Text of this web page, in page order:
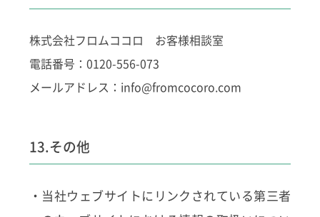
株式会社フロムココロ お客様相談室
電話番号：0120-556-073
メールアドレス： info@fromcocoro.com
13.その他
・当社ウェブサイトにリンクされている第三者